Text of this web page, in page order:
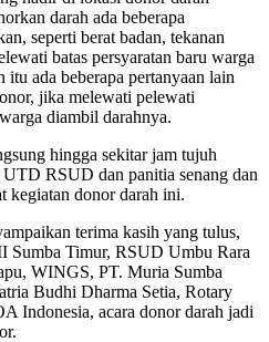
darah ada beberapa
seperti berat badan, tekanan
batas persyaratan baru warga
ada beberapa pertanyaan lain
jika melewati pelewati
diambil darahnya.
hingga sekitar jam tujuh
RSUD dan panitia senang dan
kegiatan donor darah ini.
terima kasih yang tulus,
Sumba Timur, RSUD Umbu Rara
WINGS, PT. Muria Sumba
Budhi Dharma Setia, Rotary
Indonesia, acara donor darah jadi